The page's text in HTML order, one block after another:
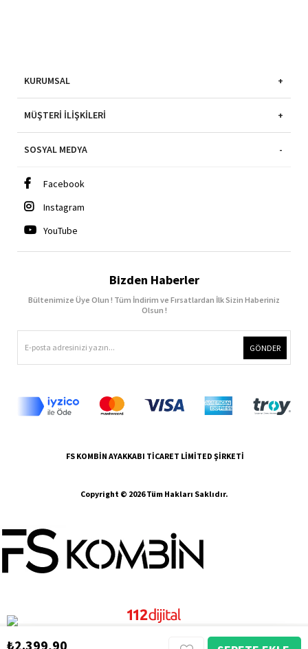
₺2.399,90
KURUMSAL
MÜŞTERI İLIŞKILERI
SOSYAL MEDYA
Facebook
Instagram
YouTube
Bizden Haberler
Bültenimize Üye Olun ! Tüm İndirim ve Fırsatlardan İlk Sizin Haberiniz
Olsun !
GÖNDER
FS KOMBİN AYAKKABI TİCARET LİMİTED ŞİRKETİ
Copyright © 2026 Tüm Hakları Saklıdır.